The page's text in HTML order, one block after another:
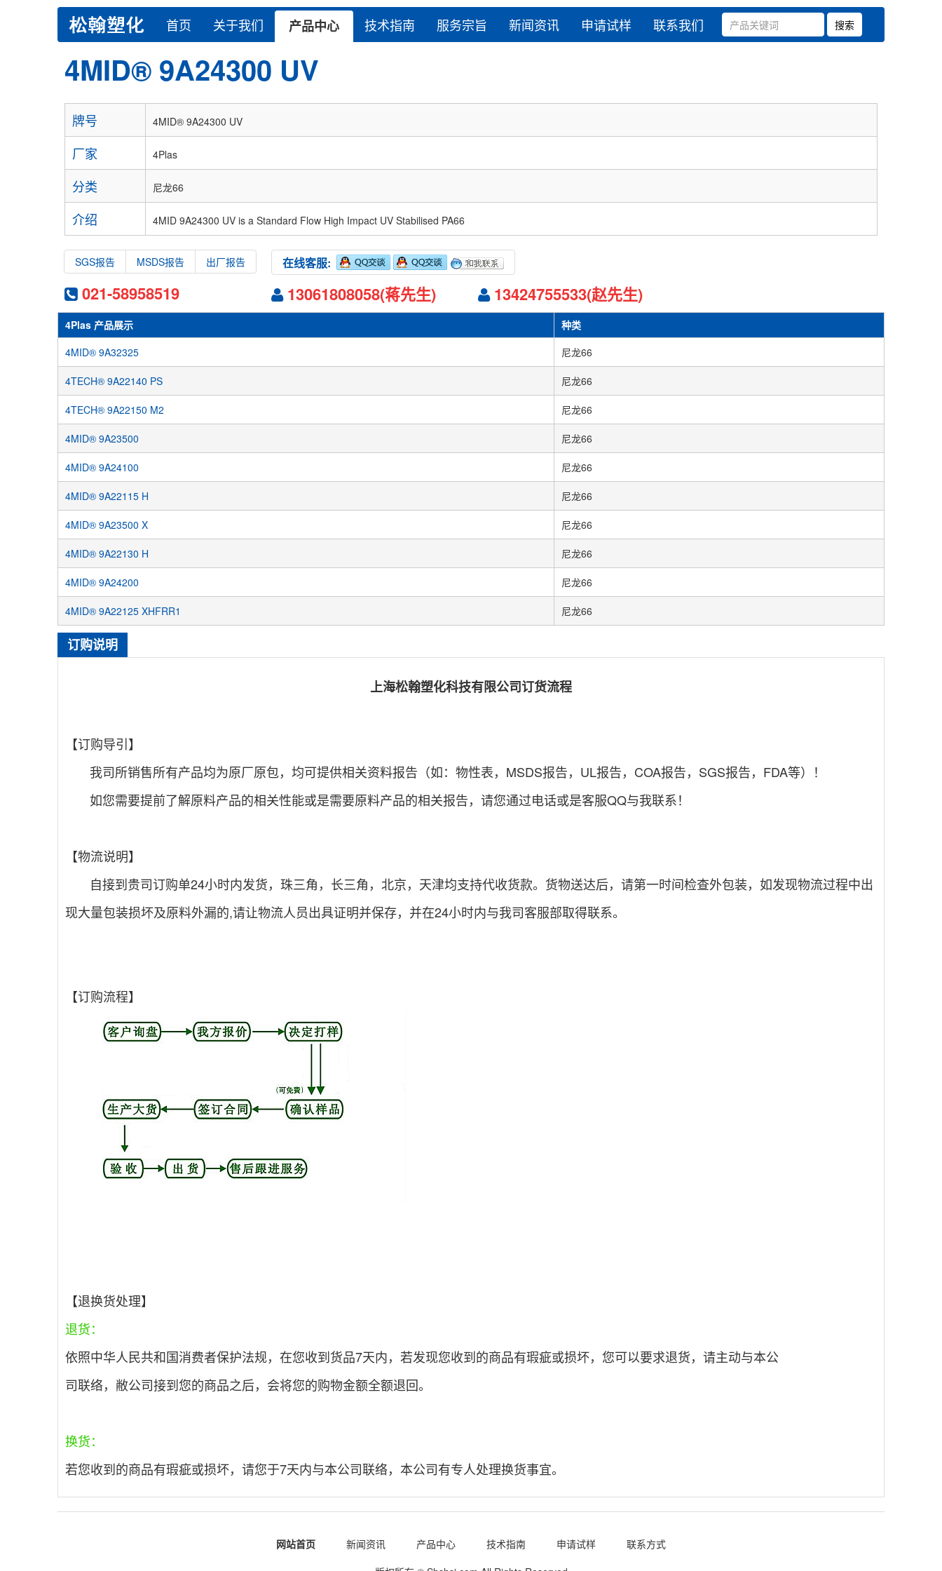
首页 关于我们 产品中心 技术指南 服务宗旨 新闻资讯 申请试样 联系我们
4MID® 9A24300 UV
牌号 4MID® 9A24300 UV
厂家 4Plas
分类 尼龙66
介绍 4MID 9A24300 UV is a Standard Flow High Impact UV Stabilised PA66
SGS报告 MSDS报告 出厂报告 在线客服:
021-58958519 13061808058(蒋先生) 13424755533(赵先生)
4Plas 产品展示
种类
4MID® 9A32325
尼龙66
4TECH® 9A22140 PS 尼龙66
4TECH® 9A22150 M2 尼龙66
4MID® 9A23500 尼龙66
4MID® 9A24100 尼龙66
4MID® 9A22115 H 尼龙66
4MID® 9A23500 X 尼龙66
4MID® 9A22130 H 尼龙66
4MID® 9A24200 尼龙66
4MID® 9A22125 XHFRR1 尼龙66
订购说明
上海松翰塑化科技有限公司订货流程
【订购导引】
我司所销售所有产品均为原厂原包，均可提供相关资料报告（如：物性表，MSDS报告，UL报告，COA报告，SGS报告，FDA等）！
如您需要提前了解原料产品的相关性能或是需要原料产品的相关报告，请您通过电话或是客服QQ与我联系！
【物流说明】
自接到贵司订购单24小时内发货，珠三角，长三角，北京，天津均支持代收货款。货物送达后，请第一时间检查外包装，如发现物流过程中出
现大量包装损坏及原料外漏的,请让物流人员出具证明并保存，并在24小时内与我司客服部取得联系。
【订购流程】
【退换货处理】
退货：
依照中华人民共和国消费者保护法规，在您收到货品7天内，若发现您收到的商品有瑕疵或损坏，您可以要求退货，请主动与本公
司联络，敝公司接到您的商品之后，会将您的购物金额全额退回。
换货：
若您收到的商品有瑕疵或损坏，请您于7天内与本公司联络，本公司有专人处理换货事宜。
网站首页 新闻资讯 产品中心 技术指南 申请试样
联系方式